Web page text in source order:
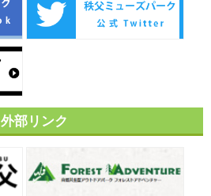
外部リンク